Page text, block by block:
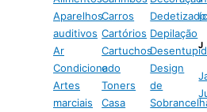
Aparelhos
auditivos
Ar
Condicionado
Artes
marciais
Carros
Cartórios
Cartuchos
e
Toners
Casa
Depilação
Design
de
J